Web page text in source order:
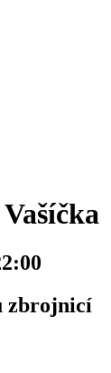
zbrojnicí